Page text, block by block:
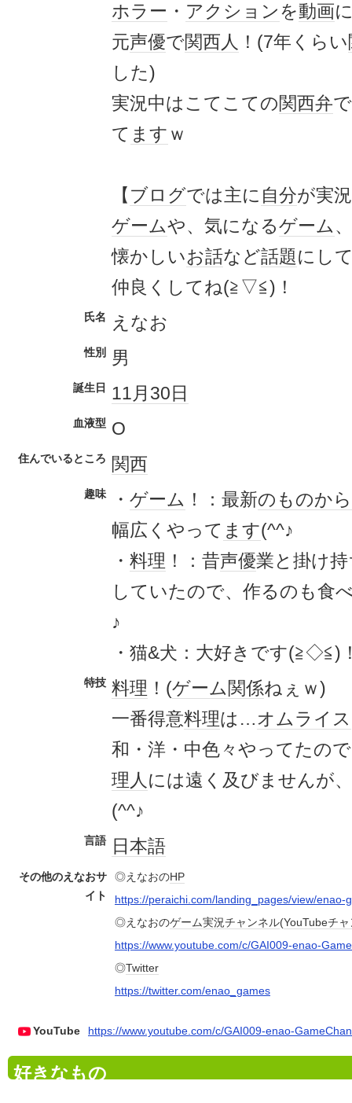
ホラー ・ アクションを動画
元声優で関西人 ！(7年くらい
した)
実況中はこてこての関西弁
て ます ｗ
【 ブログでは主に 自分が実
ゲームや、気になるゲーム、
懐かしいお話など話題にし
仲良くしてね(≧▽≦)！
氏名 えなお
性別 男
誕生日 11月30日
血液型 O
住んでいるところ 関西
趣味 ・ ゲーム ！：最新のものから
幅広くやって ます(^^♪
・ 料理 ！：昔声優業と掛け
していたので、作るのも食
♪
・猫&犬：大好きです(≧◇≦)
特技 料理 ！(ゲーム関係ねぇｗ)
一番得意料理は…オムライス
和・洋・中色々やってたの
理人 には遠く及びませんが
(^^♪
言語 日本語
その他のえなおサ
イト
◎えなおのHP
https://peraichi.com/landing_pages/view/enao-
◎えなおのゲーム実況チャンネル(YouTubeチャ
https://www.youtube.com/c/GAI009-enao-
◎Twitter
https://twitter.com/enao_games
YouTube https://www.youtube.com/c/GAI009-enao-
好きなもの